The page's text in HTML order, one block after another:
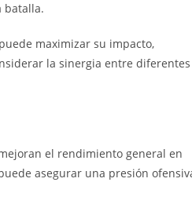
batalla.
maximizar su impacto,
la sinergia entre diferentes
el rendimiento general en
asegurar una presión